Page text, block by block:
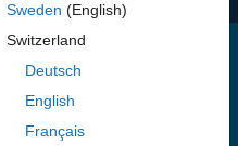
が用意されています。探索的
、およびクラスタリングを使
Sweden (English)
Switzerland
Deutsch
English
Français